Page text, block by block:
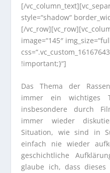
[/
style=“shadow“
[/
image=“145″
!important;}“]
Das Thema der
immer ein wichtiges
insbesondere durch
immer wieder
Situation, wie sind in
einfach nie wieder
geschichtliche
glaube ich, dass